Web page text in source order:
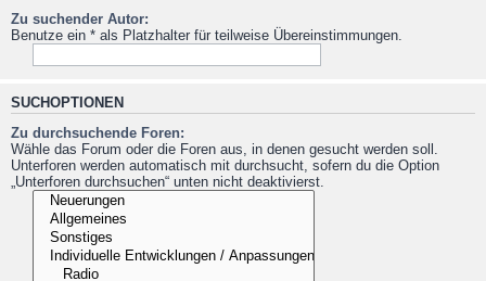
Zu suchender Autor:
Benutze ein * als Platzhalter für teilweise Übereinstimmungen.
SUCHOPTIONEN
Zu durchsuchende Foren:
Wähle das Forum oder die Foren aus, in denen gesucht werden soll.
Unterforen werden automatisch mit durchsucht, sofern du die Option
„Unterforen durchsuchen“ unten nicht deaktivierst.